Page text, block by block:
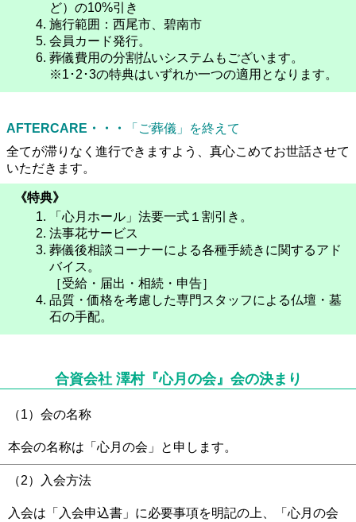
ど）の10%引き
施行範囲：西尾市、碧南市
会員カード発行。
葬儀費用の分割払いシステムもございます。
※1･2･3の特典はいずれか一つの適用となります。
AFTERCARE・・・
「ご葬儀」を終えて
全てが滞りなく進行できますよう、真心こめてお世話させて
いただきます。
《特典》
「心月ホール」法要一式１割引き。
法事花サービス
葬儀後相談コーナーによる各種手続きに関するアド
バイス。
［受給・届出・相続・申告］
品質・価格を考慮した専門スタッフによる仏壇・墓
石の手配。
合資会社 澤村『心月の会』会の決まり
（1）会の名称
本会の名称は「心月の会」と申します。
（2）入会方法
入会は「入会申込書」に必要事項を明記の上、「心月の会